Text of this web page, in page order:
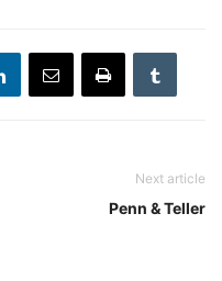
Next article
Penn & Teller